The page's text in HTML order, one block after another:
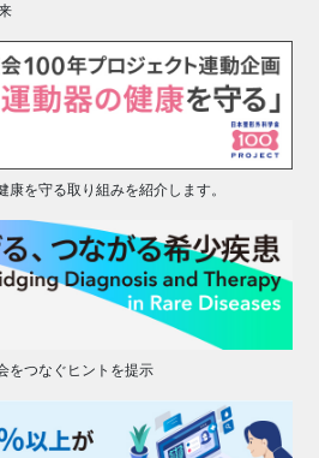
を守る取り組みを紹介します。
をつなぐヒントを提示